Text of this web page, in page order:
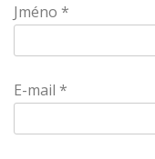
Jméno *
E-mail *